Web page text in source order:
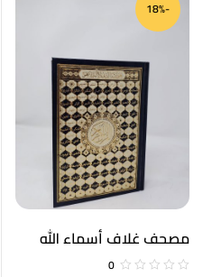
-18%
مصحف غلاف أسماء الله
الحسنى ورق أبيض 14*20
0